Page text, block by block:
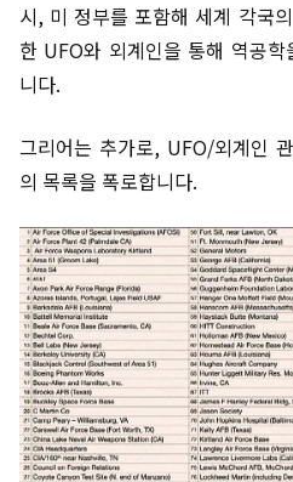
시, 미 정부를 포함해 세계 각국
한 UFO와 외계인을 통해 역공
니다.
그리어는 추가로, UFO/외계인
의 목록을 폭로합니다.